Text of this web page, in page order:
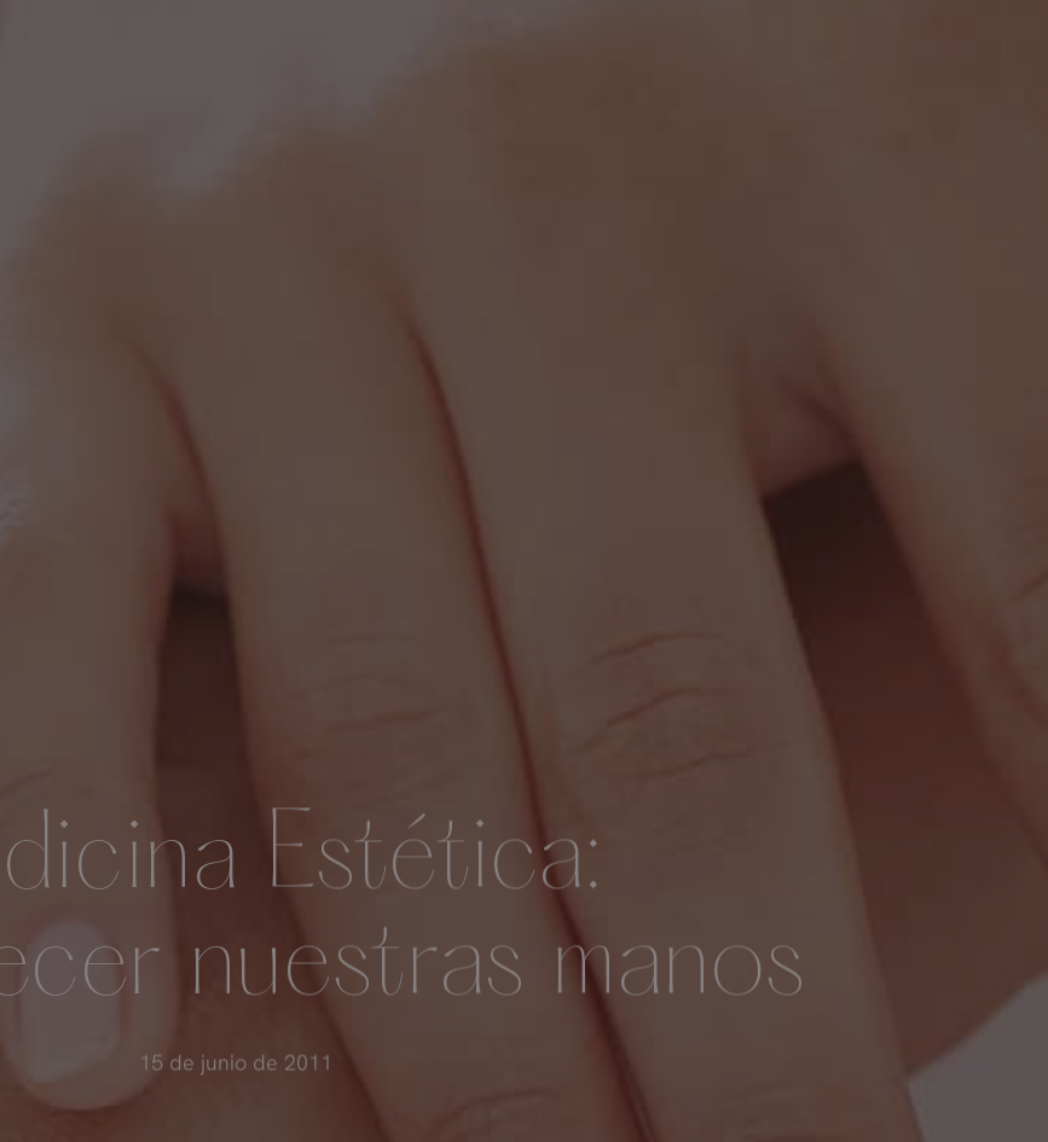
Estética:
nuestras manos
15 de junio de 2011